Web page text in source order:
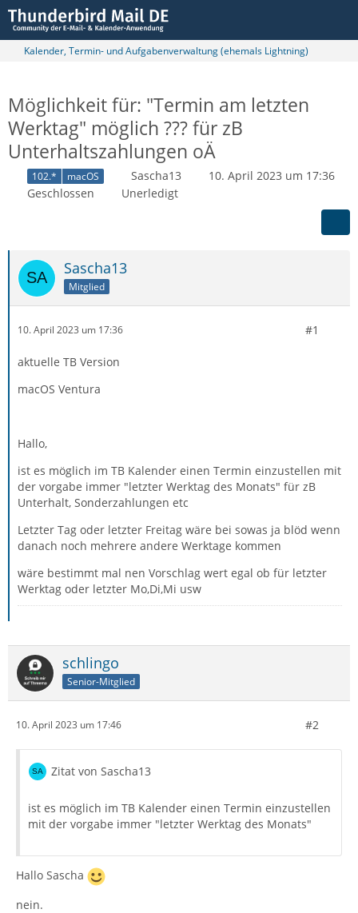
Kalender, Termin- und Aufgabenverwaltung (ehemals Lightning)
Möglichkeit für: "Termin am letzten
Werktag" möglich ??? für zB
Unterhaltszahlungen oÄ
102.* macOS Sascha13
10. April 2023 um 17:36
Geschlossen
Unerledigt
Sascha13
Mitglied
10. April 2023 um 17:36 #1
aktuelle TB Version
macOS Ventura
Hallo,
ist es möglich im TB Kalender einen Termin einzustellen mit
der vorgabe immer "letzter Werktag des Monats" für zB
Unterhalt, Sonderzahlungen etc
Letzter Tag oder letzter Freitag wäre bei sowas ja blöd wenn
danach noch mehrere andere Werktage kommen
wäre bestimmt mal nen Vorschlag wert egal ob für letzter
Werktag oder letzter Mo,Di,Mi usw
schlingo
Senior-Mitglied
10. April 2023 um 17:46 #2
Zitat von Sascha13
ist es möglich im TB Kalender einen Termin einzustellen
mit der vorgabe immer "letzter Werktag des Monats"
Hallo Sascha
nein.